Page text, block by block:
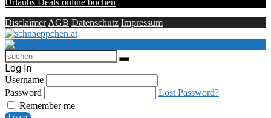
Urlaubs Deals online buchen
Disclaimer AGB Datenschutz Impressum
Log In
Username
Password
Lost Password?
Remember me